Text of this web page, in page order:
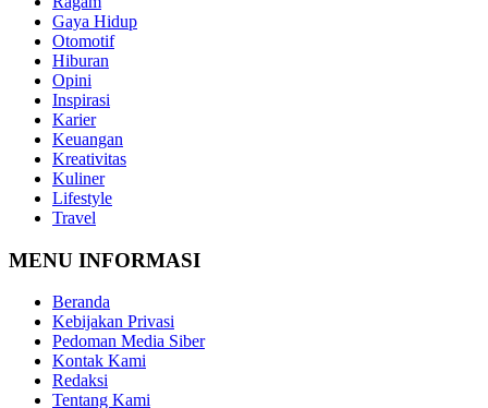
Gaya Hidup
Otomotif
Hiburan
Opini
Inspirasi
Karier
Keuangan
Kreativitas
Kuliner
Lifestyle
Travel
MENU INFORMASI
Beranda
Kebijakan Privasi
Pedoman Media Siber
Kontak Kami
Redaksi
Tentang Kami